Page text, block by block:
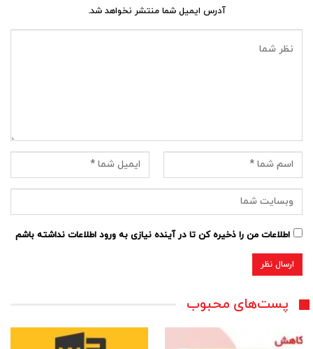
آدرس ایمیل شما منتشر نخواهد شد.
اطلاعات من را ذخیره کن تا در آینده نیازی به ورود اطلاعات نداشته باشم
پست‌های محبوب